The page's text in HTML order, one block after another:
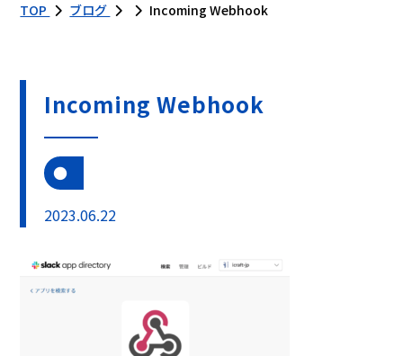
TOP ブログ Incoming Webhook
Incoming Webhook
2023.06.22